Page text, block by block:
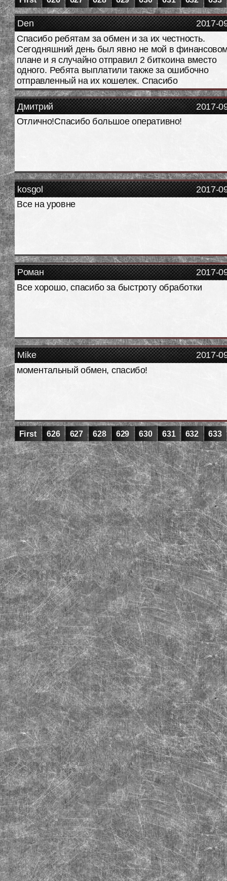
2017-
Den
Спасибо ребятам за обмен и за их честность.
Сегодняшний день был явно не мой в
плане и я случайно отправил 2 биткоина вместо
одного. Ребята выплатили также за ошибочно
отправленный на их кошелек. Спасибо
2017-
Дмитрий
Отлично!Спасибо большое оперативно!
2017-
kosgol
Все на уровне
2017-
Роман
Все хорошо, спасибо за быстроту обработки
2017-
Mike
моментальный обмен, спасибо!
First 626 627 628 629 630 631 632 633